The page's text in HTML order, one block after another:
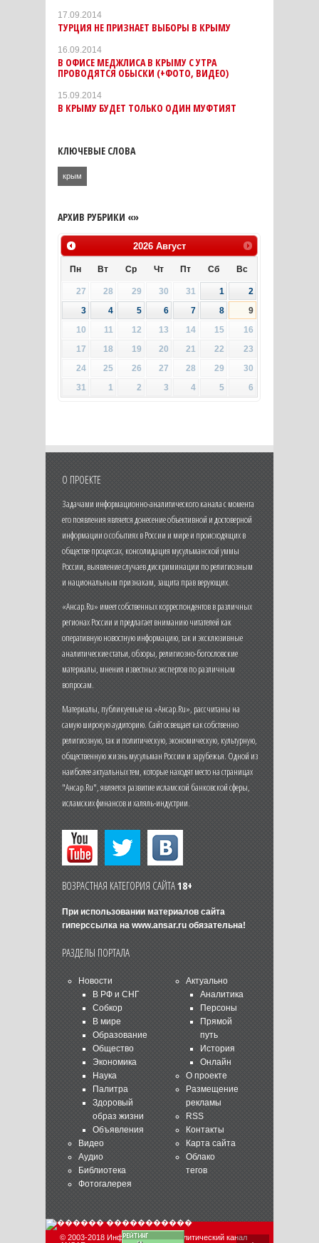
17.09.2014
ТУРЦИЯ НЕ ПРИЗНАЕТ ВЫБОРЫ В КРЫМУ
16.09.2014
В ОФИСЕ МЕДЖЛИСА В КРЫМУ С УТРА
ПРОВОДЯТСЯ ОБЫСКИ (+ФОТО, ВИДЕО)
15.09.2014
В КРЫМУ БУДЕТ ТОЛЬКО ОДИН МУФТИЯТ
КЛЮЧЕВЫЕ СЛОВА
крым
АРХИВ РУБРИКИ «»
2026 Август
Пн Вт Ср Чт Пт Сб Вс
27 28 29 30 31 1
2
3
4 5 6 7 8
9
10
11 12 13 14 15
16
17
18 19 20 21 22
23
24
25 26 27 28 29
30
31
1 2 3 4 5 6
О ПРОЕКТЕ
Задачами информационно-аналитического канала с момента
его появления является донесение объективной и достоверной
информации о событиях в России и мире и происходящих в
обществе процессах, консолидация мусульманской уммы
России, выявление случаев дискриминации по религиозным
и национальным признакам, защита прав верующих.
«Ансар.Ru» имеет собственных корреспондентов в различных
регионах России и предлагает вниманию читателей как
оперативную новостную информацию, так и эксклюзивные
аналитические статьи, обзоры, религиозно-богословские
материалы, мнения известных экспертов по различным
вопросам.
Материалы, публикуемые на «Ансар.Ru», рассчитаны на
самую широкую аудиторию. Сайт освещает как собственно
религиозную, так и политическую, экономическую, культурную,
общественную жизнь мусульман России и зарубежья. Одной из
наиболее актуальных тем, которые находят место на страницах
"Ансар.Ru", является развитие исламской банковской сферы,
исламских финансов и халяль-индустрии.
ВОЗРАСТНАЯ КАТЕГОРИЯ САЙТА18+
При использовании материалов сайта
гиперссылка на www.ansar.ruобязательна!
РАЗДЕЛЫ ПОРТАЛА
Новости
В РФ и СНГ
Собкор
В мире
Образование
Общество
Экономика
Наука
Палитра
Здоровый
образ жизни
Объявления
Видео
Аудио
Библиотека
Фотогалерея
Актуально
Аналитика
Персоны
Прямой
путь
История
Онлайн
О проекте
Размещение
рекламы
RSS
Контакты
Карта сайта
Облако
тегов
© 2003-2018 Информационно-аналитический канал